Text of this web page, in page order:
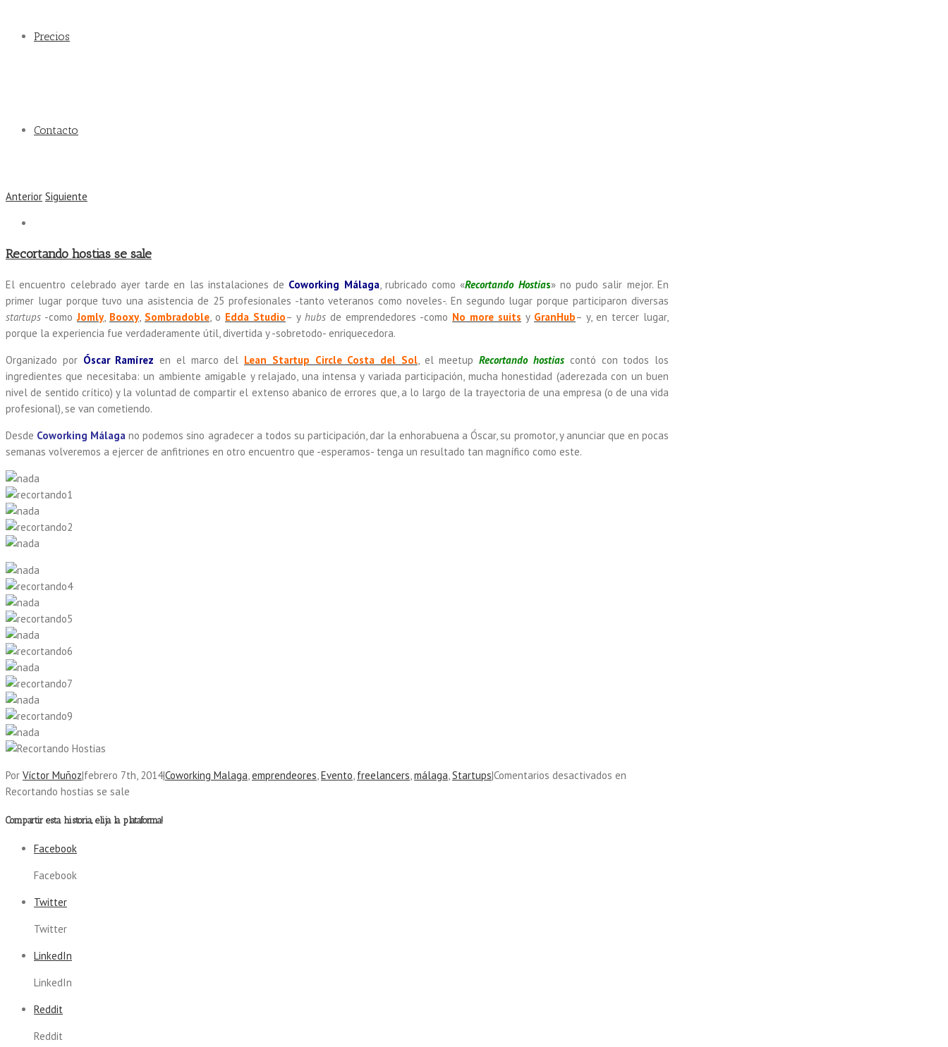
Precios
Contacto
Anterior Siguiente
Recortando hostias se sale
El encuentro celebrado ayer tarde en las instalaciones de Coworking Málaga, rubricado como «Recortando Hostias» no pudo salir mejor. En
primer lugar porque tuvo una asistencia de 25 profesionales -tanto veteranos como noveles-. En segundo lugar porque participaron diversas
startups -comoJomly, Booxy, Sombradoble, o Edda Studio– y hubs de emprendedores -como No more suits y GranHub– y, en tercer lugar,
porque la experiencia fue verdaderamente útil, divertida y -sobretodo- enriquecedora.
Organizado por Óscar Ramírez en el marco del Lean Startup Circle Costa del Sol, el meetupRecortando hostiascontó con todos los
ingredientes que necesitaba: un ambiente amigable y relajado, una intensa y variada participación, mucha honestidad (aderezada con un buen
nivel de sentido crítico) y la voluntad de compartir el extenso abanico de errores que, a lo largo de la trayectoria de una empresa (o de una vida
profesional), se van cometiendo.
Desde Coworking Málaga no podemos sino agradecer a todos su participación, dar la enhorabuena a Óscar, su promotor, y anunciar que en pocas
semanas volveremos a ejercer de anfitriones en otro encuentro que -esperamos- tenga un resultado tan magnífico como este.
Por Víctor Muñoz|febrero 7th, 2014|Coworking Malaga,emprendeores,Evento, freelancers,málaga,Startups|Comentarios desactivados en
Recortando hostias se sale
Compartir esta historia, elija la plataforma!
Facebook
Facebook
Twitter
Twitter
LinkedIn
LinkedIn
Reddit
Reddit